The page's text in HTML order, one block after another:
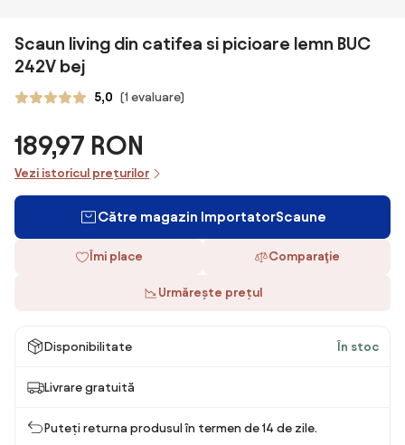
Scaun living din catifea si picioare lemn BUC
242V bej
5,0 (1 evaluare)
189,97 RON
Vezi istoricul prețurilor
Către magazin ImportatorScaune
Îmi place Comparaţie
Urmărește prețul
Disponibilitate În stoc
Livrare gratuită
Puteți returna produsul în termen de 14 de zile.